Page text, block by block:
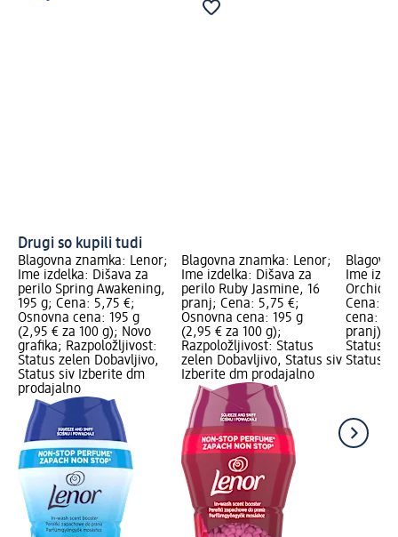
Drugi so kupili tudi
Blagovna znamka: Lenor;
Ime izdelka: Dišava za
perilo Spring Awakening,
195 g; Cena: 5,75 €;
Osnovna cena: 195 g
(2,95 € za 100 g); Novo
grafika; Razpoložljivost:
Status zelen Dobavljivo,
Status siv Izberite dm
prodajalno
Blagovna znamka: Lenor;
Ime izdelka: Dišava za
perilo Ruby Jasmine, 16
pranj; Cena: 5,75 €;
Osnovna cena: 195 g
(2,95 € za 100 g);
Razpoložljivost: Status
zelen Dobavljivo, Status siv
Izberite dm prodajalno
Ime
Orchid
Cena:
cena:
pranj);
Status
Status